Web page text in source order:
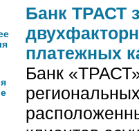
Банк ТРАСТ
платежных
Банк